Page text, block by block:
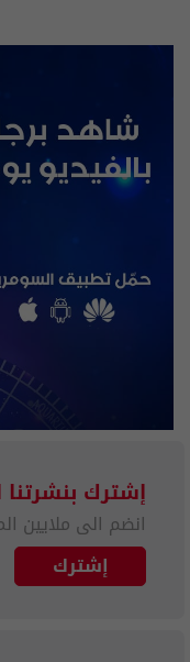
إشترك بنشرتنا
انضم الى ملايين
إشترك